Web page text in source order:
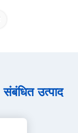
संबंधित उत्पाद